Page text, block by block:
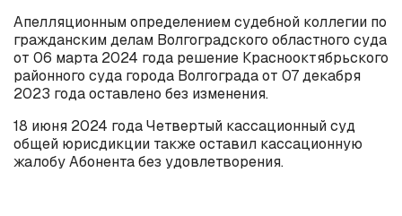
Апелляционным определением судебной коллегии по
гражданским делам Волгоградского областного суда
от 06 марта 2024 года решение Краснооктябрьского
районного суда города Волгограда от 07 декабря
2023 года оставлено без изменения.
18 июня 2024 года Четвертый кассационный суд
общей юрисдикции также оставил кассационную
жалобу Абонента без удовлетворения.